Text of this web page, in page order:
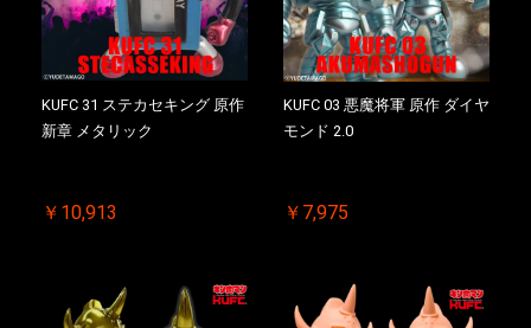
KUFC 31 ステカセキング 原作
新章 メタリック
￥10,913
KUFC 03 悪魔将軍 原作 ダイヤ
モンド 2.0
￥7,975